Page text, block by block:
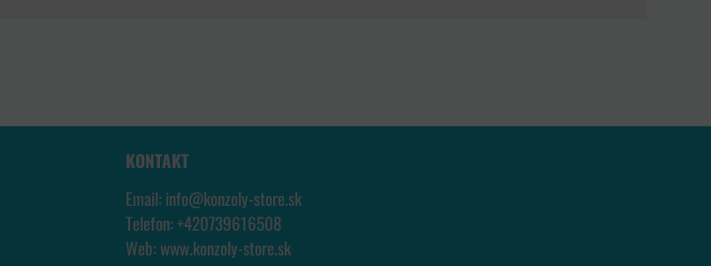
KONTAKT
Email: info@konzoly-store.sk
Telefon:+420739616508
Web: www.konzoly-store.sk